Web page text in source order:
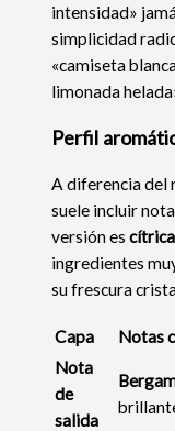
intensidad»
simplicidad
«camiseta
limonada
Perfil
A diferencia del
suele incluir
versión es
ingredientes
su frescura
Capa
Notas
Nota
de
salida